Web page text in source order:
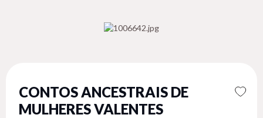
CONTOS ANCESTRAIS DE
MULHERES VALENTES